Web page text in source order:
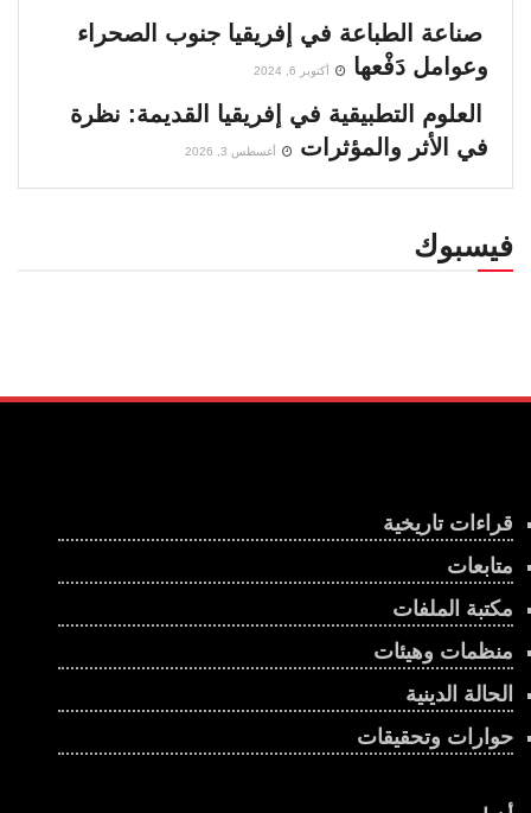
صناعة الطباعة في إفريقيا جنوب الصحراء
وعوامل دَفْعها
أكتوبر 6, 2024
العلوم التطبيقية في إفريقيا القديمة: نظرة
في الأثر والمؤثرات
أغسطس 3, 2026
فيسبوك
قراءات تاريخية
متابعات
مكتبة الملفات
منظمات وهيئات
الحالة الدينية
حوارات وتحقيقات